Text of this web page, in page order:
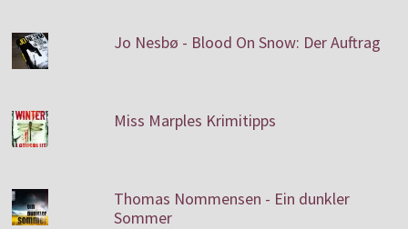
Jo Nesbø - Blood On Snow: Der Auftrag
Miss Marples Krimitipps
Thomas Nommensen - Ein dunkler
Sommer